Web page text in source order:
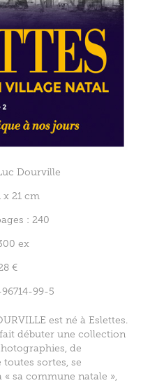
Dourville
x 21 cm
: 240
ex
€
99-5
est né à Eslettes.
débuter une collection
de
toutes sortes, se
sa commune natale »,